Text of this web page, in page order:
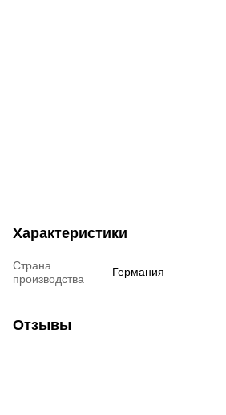
Характеристики
Страна
производства
Германия
Отзывы